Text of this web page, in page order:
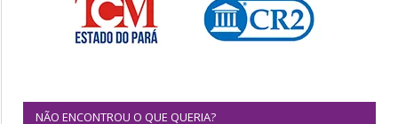
NÃO ENCONTROU O QUE QUERIA?